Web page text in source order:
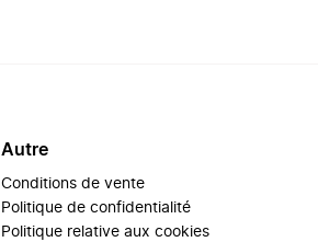
Autre
Conditions de vente
Politique de confidentialité
Politique relative aux cookies